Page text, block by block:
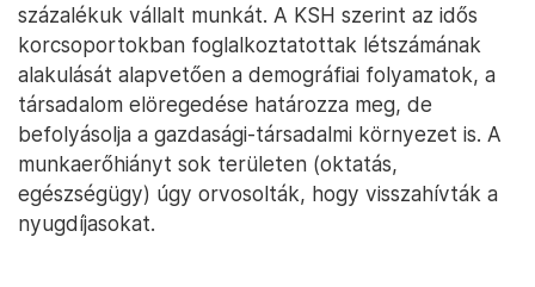
százalékuk vállalt munkát. A KSH szerint az idős
korcsoportokban foglalkoztatottak létszámának
alakulását alapvetően a demográfiai folyamatok, a
társadalom elöregedése határozza meg, de
befolyásolja a gazdasági-társadalmi környezet is. A
munkaerőhiányt sok területen (oktatás,
egészségügy) úgy orvosolták, hogy visszahívták a
nyugdíjasokat.